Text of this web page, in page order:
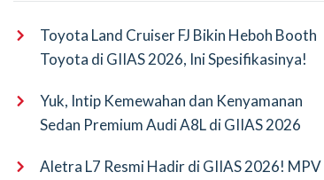
Toyota Land Cruiser FJ Bikin Heboh Booth
Toyota di GIIAS 2026, Ini Spesifikasinya!
Yuk, Intip Kemewahan dan Kenyamanan
Sedan Premium Audi A8L di GIIAS 2026
Aletra L7 Resmi Hadir di GIIAS 2026! MPV